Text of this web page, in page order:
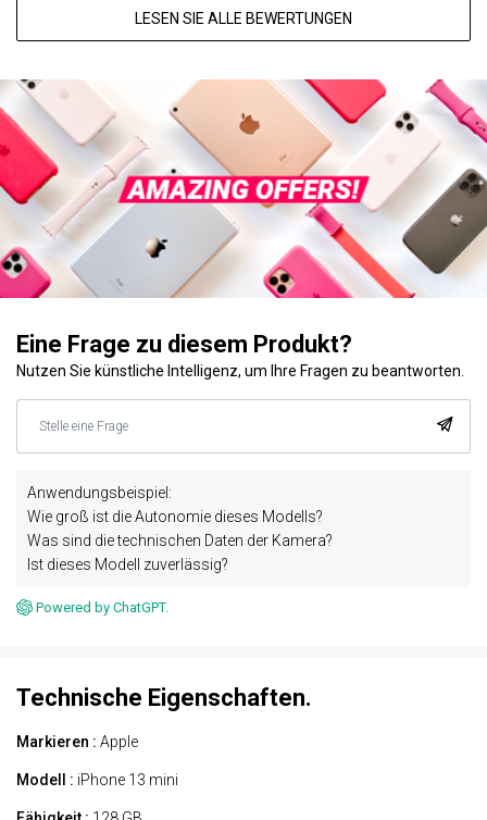
LESEN SIE ALLE BEWERTUNGEN
Eine Frage zu diesem Produkt?
Nutzen Sie künstliche Intelligenz, um Ihre Fragen zu beantworten.
Anwendungsbeispiel:
Wie groß ist die Autonomie dieses Modells?
Was sind die technischen Daten der Kamera?
Ist dieses Modell zuverlässig?
Powered by ChatGPT.
Technische Eigenschaften.
Markieren : Apple
Modell : iPhone 13 mini